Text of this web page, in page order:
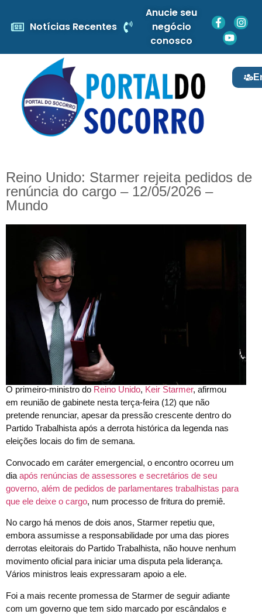
Notícias Recentes
Anucie seu
negócio
conosco
Reino Unido: Starmer rejeita pedidos de
renúncia do cargo – 12/05/2026 –
Mundo
O primeiro-ministro do Reino Unido, Keir Starmer, afirmou
em reunião de gabinete nesta terça-feira (12) que não
pretende renunciar, apesar da pressão crescente dentro do
Partido Trabalhista após a derrota histórica da legenda nas
eleições locais do fim de semana.
Convocado em caráter emergencial, o encontro ocorreu um
dia após renúncias de assessores e secretários de seu
governo, além de pedidos de parlamentares trabalhistas para
que ele deixe o cargo, num processo de fritura do premiê.
No cargo há menos de dois anos, Starmer repetiu que,
embora assumisse a responsabilidade por uma das piores
derrotas eleitorais do Partido Trabalhista, não houve nenhum
movimento oficial para iniciar uma disputa pela liderança.
Vários ministros leais expressaram apoio a ele.
Foi a mais recente promessa de Starmer de seguir adiante
com um governo que tem sido marcado por escândalos e